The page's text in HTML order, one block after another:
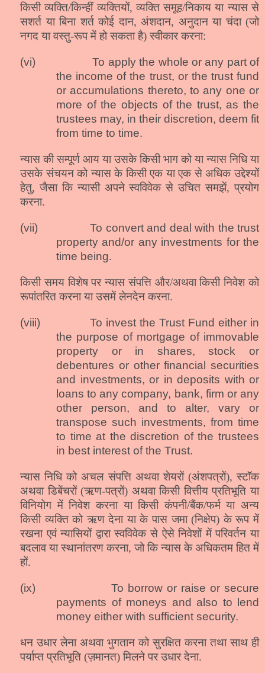
किसी व्यक्ति/किन्हीं व्यक्तियों, व्यक्ति समूह/निकाय या न्यास से
सशर्त या बिना शर्त कोई दान, अंशदान, अनुदान या चंदा (जो
नगद या वस्तु-रूप में हो सकता है) स्वीकार करना:
(vi)
To apply the whole or any part of
the income of the trust, or the trust fund
or accumulations thereto, to any one or
more of the objects of the trust, as the
trustees may, in their discretion, deem fit
from time to time.
न्यास की सम्पूर्ण आय या उसके किसी भाग को या न्यास निधि या
उसके संचयन को न्यास के किसी एक या एक से अधिक उद्देश्यों
हेतु, जैसा कि न्यासी अपने स्वविवेक से उचित समझें, प्रयोग
करना.
(vii)
To convert and deal with the trust
property and/or any investments for the
time being.
किसी समय विशेष पर न्यास संपत्ति और/अथवा किसी निवेश को
रूपांतरित करना या उसमें लेनदेन करना.
(viii)
To invest the Trust Fund either in
the purpose of mortgage of immovable
property or in shares, stock or
debentures or otherfinancial securities
and investments, or in deposits with or
loans to any company, bank, firm or any
other person, and to alter, vary or
transpose such investments, from time
to time at the discretion of the trustees
in best interest of the Trust.
न्यास निधि को अचल संपत्ति अथवा शेयरों (अंशपत्रों), स्टॉक
अथवा डिबेंचरों (ऋण-पत्रों) अथवा किसी वित्तीय प्रतिभूति या
विनियोग में निवेश करना या किसी कंपनी/बैंक/फर्म या अन्य
किसी व्यक्ति को ऋण देना या के पास जमा (निक्षेप) के रूप में
रखना एवं न्यासियों द्वारा स्वविवेक से ऐसे निवेशों में परिवर्तन या
बदलाव या स्थानांतरण करना, जो कि न्यास के अधिकतम हित में
हों.
(ix)
To borrow or raise or secure
payments of moneys and also to lend
money either with sufficient security.
धन उधार लेना अथवा भुगतान को सुरक्षित करना तथा साथ ही
पर्याप्त प्रतिभूति (ज़मानत) मिलने पर उधार देना.